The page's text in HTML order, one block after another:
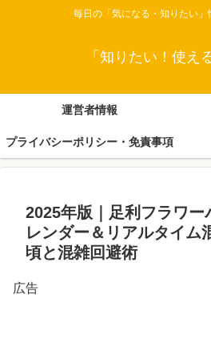
毎日の「気になる・知りたい
「知りたい！使え
運営者情報
プライバシーポリシー・免責事項
2025年版｜足利フラワー
レンダー＆リアルタイム
頃と混雑回避術
広告